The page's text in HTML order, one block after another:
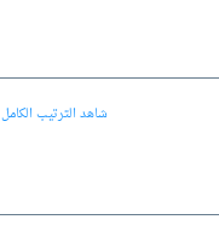
شاهد الترتيب الكامل